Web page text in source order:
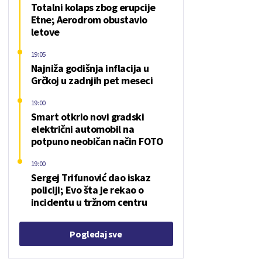
Totalni kolaps zbog erupcije
Etne; Aerodrom obustavio
letove
Najniža godišnja inflacija u
Grčkoj u zadnjih pet meseci
19:05
Smart otkrio novi gradski
električni automobil na
potpuno neobičan način FOTO
19:00
Sergej Trifunović dao iskaz
policiji; Evo šta je rekao o
incidentu u tržnom centru
19:00
Pogledaj sve